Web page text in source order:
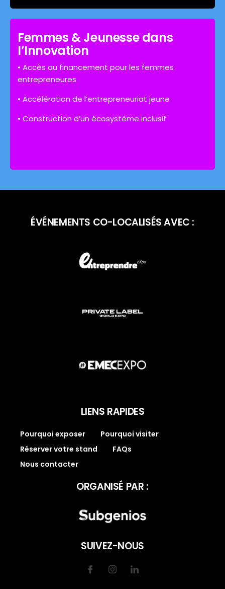
Femmes & Jeunesse dans
l’Innovation
• Accès au financement pour les femmes
entrepreneures
• Accélération de l’entrepreneuriat jeune
• Construction d’un écosystème inclusif
ÉVÉNEMENTS CO-LOCALISÉS AVEC :
LIENS RAPIDES
Pourquoi exposer
Pourquoi visiter
Réserver votre stand
FAQs
Nous contacter
ORGANISÉ PAR :
SUIVEZ-NOUS